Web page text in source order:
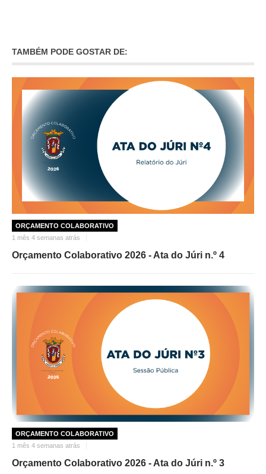
APOIO ÀS EMPRESAS
CONTACTO E HORÁRIO GIP
TAMBÉM PODE GOSTAR DE:
ORÇAMENTO COLABORATIVO
1 mês 4 semanas atrás
Orçamento Colaborativo 2026 - Ata do Júri n.º 4
ORÇAMENTO COLABORATIVO
1 mês 4 semanas atrás
Orçamento Colaborativo 2026 - Ata do Júri n.º 3